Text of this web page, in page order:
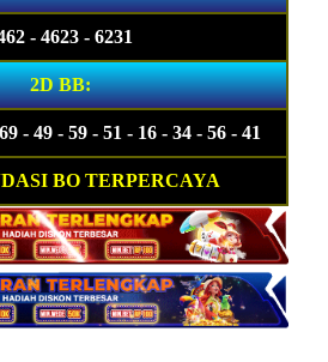
- 4623 - 6231
2D BB:
- 49 - 59 - 51 - 16 - 34 - 56 - 41
BO TERPERCAYA